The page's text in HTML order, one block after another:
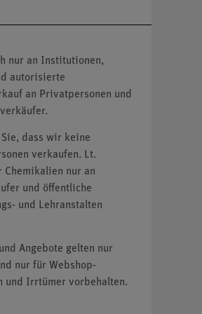
nur an Institutionen,
autorisierte
an Privatpersonen und
dass wir keine
verkaufen. Lt.
Chemikalien nur an
und öffentliche
und Lehranstalten
Angebote gelten nur
nur für Webshop-
und Irrtümer vorbehalten.